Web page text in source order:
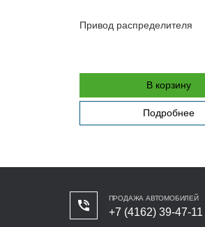
Привод распределителя
В корзину
Подробнее
ПРОДАЖА АВТОМОБИЛЕЙ
+7 (4162) 39-47-11